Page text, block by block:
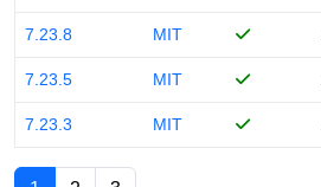
7.23.8 MIT
7.23.5 MIT
7.23.3 MIT